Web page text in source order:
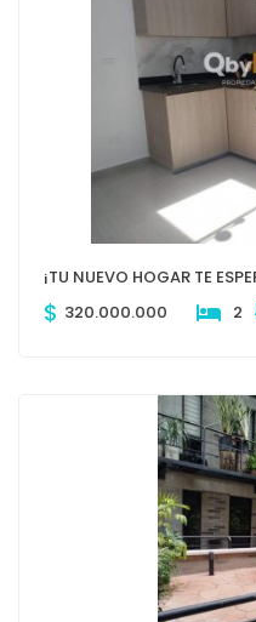
¡TU NUEVO HOGAR TE
$ 320.000.000 2